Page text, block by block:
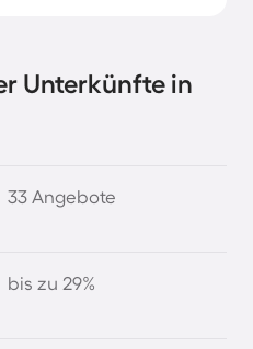
Unterkünfte in
33 Angebote
bis zu 29%